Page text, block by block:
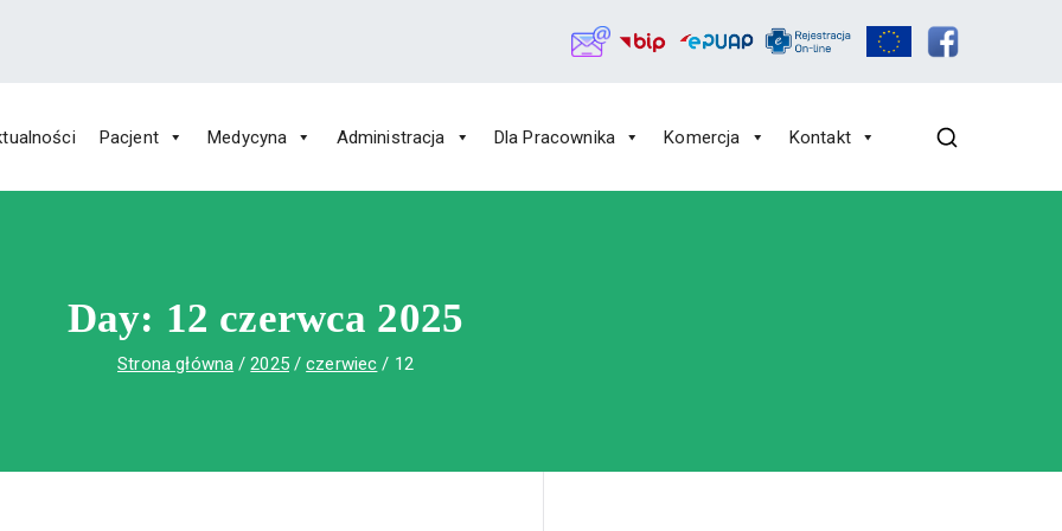
Św. Rafała w Czerwonej Górze
Rafała w Czerwonej Górze
Pacjent Medycyna Administracja Dla Pracownika Komercja Kontakt
Day: 12 czerwca 2025
Strona główna 2025 czerwiec 12